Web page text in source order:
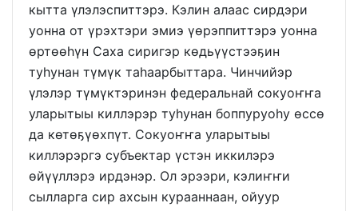
кытта үлэлэспиттэрэ. Кэлин алаас сирдэри
уонна от үрэхтэри эмиэ үөрэппиттэрэ уонна
өртөөһүн Саха сиригэр көдьүүстээҕин
туһунан түмүк таһаарбыттара. Чинчийэр
үлэлэр түмүктэринэн федеральнай сокуоҥҥа
уларытыы киллэрэр туһунан боппуруоһу өссө
да көтөҕүөхпүт. Сокуоҥҥа уларытыы
киллэрэргэ субъектар үстэн иккилэрэ
өйүүллэрэ ирдэнэр. Ол эрээри, кэлиҥҥи
сылларга сир ахсын курааннаан, ойуур